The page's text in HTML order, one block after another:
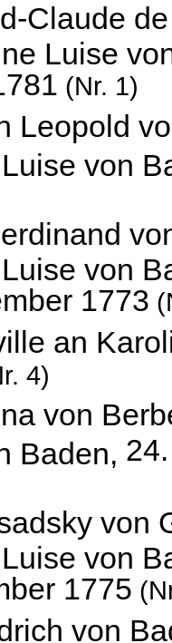
Claude
Luise
(Nr. 1)
Leopold
von
von
1773
an
4)
von
Baden,
von
von
1775
von